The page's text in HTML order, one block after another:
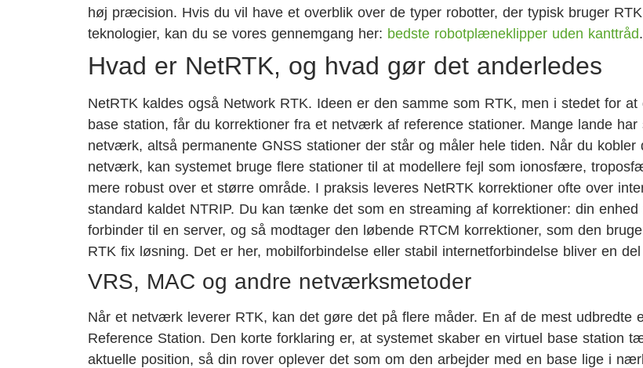
høj præcision. Hvis du vil have et overblik over de typer robotter, der typisk bruger
teknologier, kan du se vores gennemgang her: bedste robotplæneklipper uden kanttråd.
Hvad er NetRTK, og hvad gør det anderledes
NetRTK kaldes også Network RTK. Ideen er den samme som RTK, men i stedet for at
base station, får du korrektioner fra et netværk af reference stationer. Mange lande har
netværk, altså permanente GNSS stationer der står og måler hele tiden. Når du kobler
netværk, kan systemet bruge flere stationer til at modellere fejl som ionosfære,
mere robust over et større område. I praksis leveres NetRTK korrektioner ofte over
standard kaldet NTRIP. Du kan tænke det som en streaming af korrektioner: din
forbinder til en server, og så modtager den løbende RTCM korrektioner, som den
RTK fix løsning. Det er her, mobilforbindelse eller stabil internetforbindelse bliver en
VRS, MAC og andre netværksmetoder
Når et netværk leverer RTK, kan det gøre det på flere måder. En af de mest udbredte
Reference Station. Den korte forklaring er, at systemet skaber en virtuel base station
aktuelle position, så din rover oplever det som om den arbejder med en base lige i